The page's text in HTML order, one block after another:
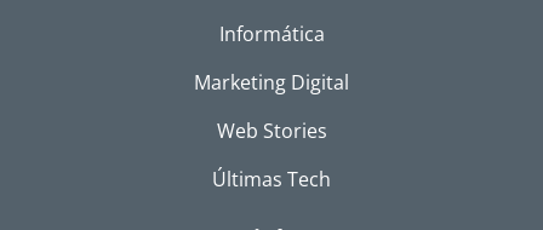
Informática
Marketing Digital
Web Stories
Últimas Tech